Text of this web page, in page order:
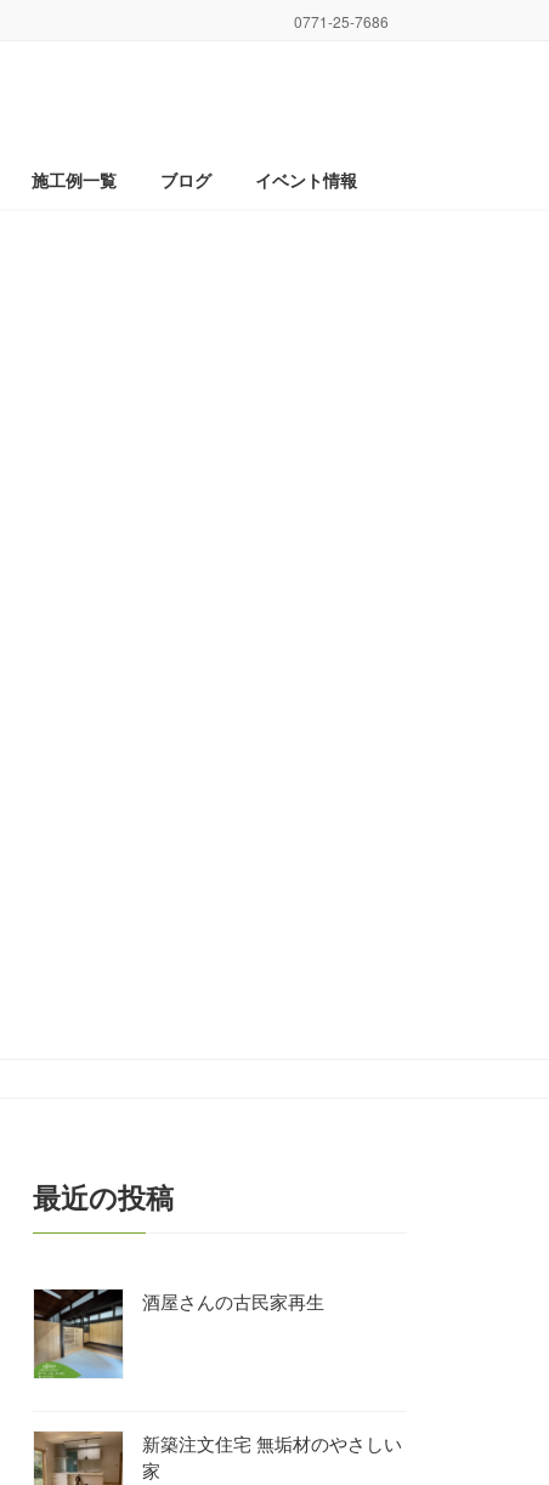
0771-25-7686
施工例一覧 ブログ イベント情報
最近の投稿
酒屋さんの古民家再生
新築注文住宅 無垢材のやさしい
家